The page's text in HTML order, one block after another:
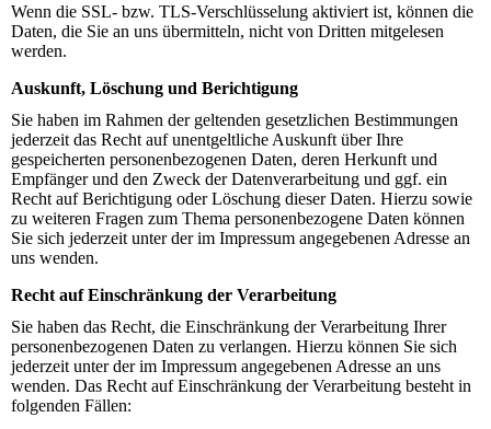
Wenn die SSL- bzw. TLS-Verschlüsselung aktiviert ist, können die
Daten, die Sie an uns übermitteln, nicht von Dritten mitgelesen
werden.
Auskunft, Löschung und Berichtigung
Sie haben im Rahmen der geltenden gesetzlichen Bestimmungen
jederzeit das Recht auf unentgeltliche Auskunft über Ihre
gespeicherten personenbezogenen Daten, deren Herkunft und
Empfänger und den Zweck der Datenverarbeitung und ggf. ein
Recht auf Berichtigung oder Löschung dieser Daten. Hierzu sowie
zu weiteren Fragen zum Thema personenbezogene Daten können
Sie sich jederzeit unter der im Impressum angegebenen Adresse an
uns wenden.
Recht auf Einschränkung der Verarbeitung
Sie haben das Recht, die Einschränkung der Verarbeitung Ihrer
personenbezogenen Daten zu verlangen. Hierzu können Sie sich
jederzeit unter der im Impressum angegebenen Adresse an uns
wenden. Das Recht auf Einschränkung der Verarbeitung besteht in
folgenden Fällen: